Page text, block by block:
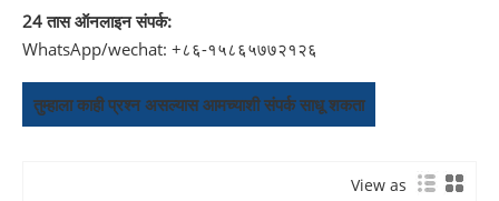
24 तास ऑनलाइन संपर्क:
WhatsApp/wechat: +८६-१५८६५७७२१२६
तुम्हाला काही प्रश्न असल्यास आमच्याशी संपर्क साधू शकता
View as